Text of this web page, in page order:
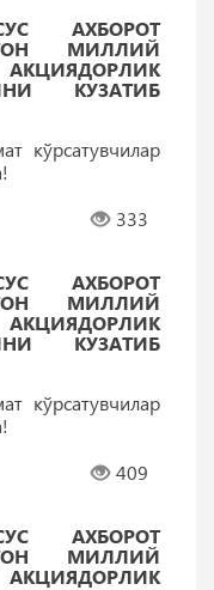
АХБОРОТ
МИЛЛИЙ
КУЗАТИБ
кўрсатувчилар
333
АХБОРОТ
МИЛЛИЙ
КУЗАТИБ
кўрсатувчилар
409
АХБОРОТ
МИЛЛИЙ